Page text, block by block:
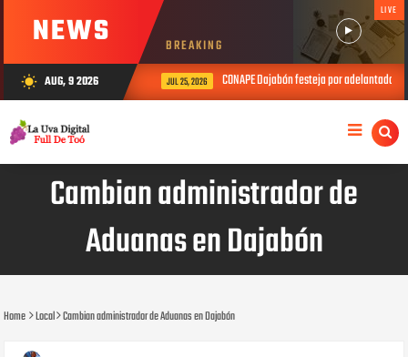
NEWS BREAKING
LIVE
wb_sunny AUG, 9 2026 JUL 25, 2026 CONAPE Dajabón festeja por adelantado
Cambian administrador de
Aduanas en Dajabón
Home Local Cambian administrador de Aduanas en Dajabón